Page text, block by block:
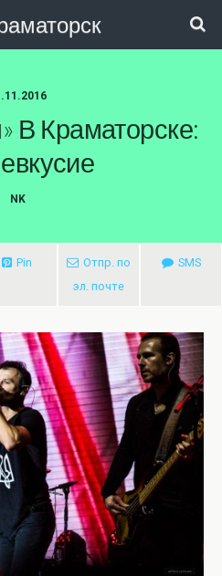
В Краматорске:
NK
Pin
Отпр. по
эл. почте
SMS